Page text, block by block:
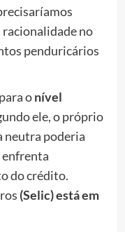
no
penduricários
onível
ele, o próprio
neutra poderia
enfrenta
do crédito.
(Selic) está em